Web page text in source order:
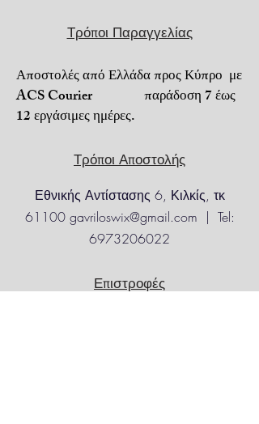
Για τηλεφωνικές παραγγελίες
Πληρωμή με αντικαταβολή ή
PayPal ή κατάθεση σε
τραπεζικό λογαριασμό.
Για απομακρυσμένες
δυσπρόσιτες περιοχές,
ισχύουν προσαυξημένα έξοδα
αποστολής.
Τρόποι Παραγγελίας
Αποστολές από Ελλάδα προς Κύπρο με
ACS Courier παράδοση 7 έως
12 εργάσιμες ημέρες.
Τρόποι Αποστολής
Εθνικής Αντίστασης 6, Κιλκίς, τκ
61100 gavriloswix@gmail.com | Tel:
6973206022
Επιστροφές